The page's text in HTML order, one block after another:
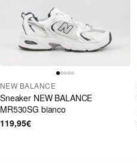
NEW BALANCE
Sneaker NEW BALANCE
MR530SG bianco
119,95€